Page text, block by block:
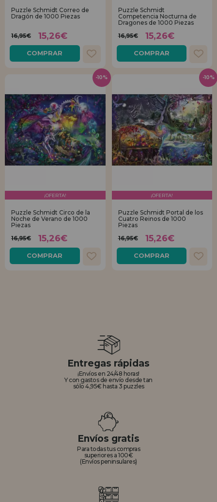
REGISTRO DISTRIBUIDOR
Puzzle Schmidt Correo de
Dragón de 1000 Piezas
16,95€ 15,26€
COMPRAR
Puzzle Schmidt
Competencia Nocturna de
Dragones de 1000 Piezas
16,95€
15,26€
COMPRAR
¡OFERTA!
Puzzle Schmidt Circo de la
Noche de Verano de 1000
Piezas
16,95€
15,26€
COMPRAR
-10%
¡OFERTA!
Puzzle Schmidt Portal de los
Cuatro Reinos de 1000
Piezas
16,95€
15,26€
COMPRAR
-10%
Entregas rápidas
¡Envíos en 24/48 horas!
Y con gastos de envío desde tan
sólo 4,95€ hasta 3 puzzles
Envíos gratis
Para todas tus compras
superiores a 100€
(Envíos peninsulares)